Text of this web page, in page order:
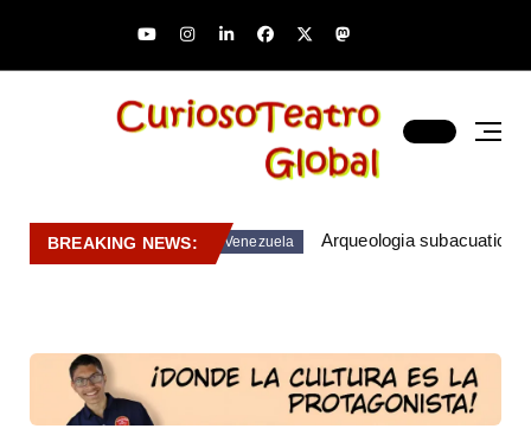
BREAKING NEWS: Venezuela Arqueologia subacuatica